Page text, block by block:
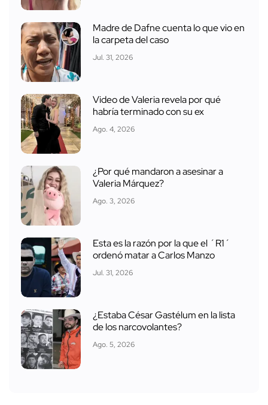
Madre de Dafne cuenta lo que vio en
la carpeta del caso
Jul. 31, 2026
Video de Valeria revela por qué
habría terminado con su ex
Ago. 4, 2026
¿Por qué mandaron a asesinar a
Valeria Márquez?
Ago. 3, 2026
Esta es la razón por la que el ´R1´
ordenó matar a Carlos Manzo
Jul. 31, 2026
¿Estaba César Gastélum en la lista
de los narcovolantes?
Ago. 5, 2026